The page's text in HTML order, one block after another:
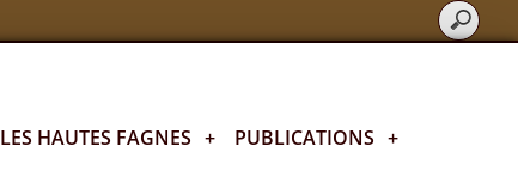
LES HAUTES FAGNES + PUBLICATIONS +